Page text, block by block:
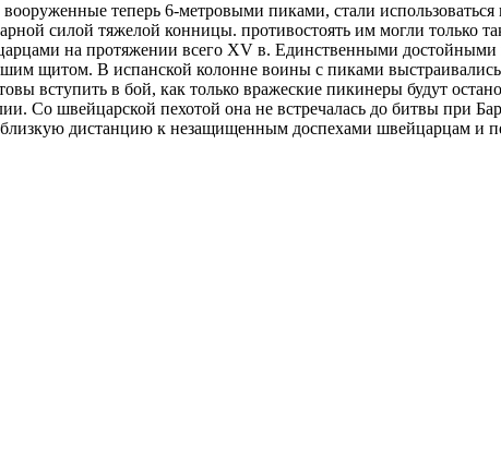
теперь 6-метровыми пиками, стали
силой тяжелой конницы. противостоять им могли только
на протяжении всего XV в. Единственными
щитом. В испанской колонне воины с пиками выстраивались
вступить в бой, как только вражеские пикинеры будут
Со швейцарской пехотой она не встречалась до битвы при
дистанцию к незащищенным доспехами швейцарцам и